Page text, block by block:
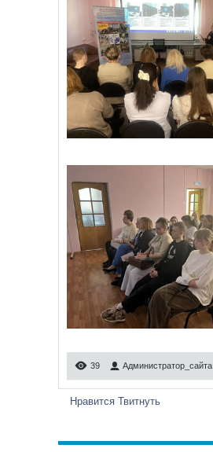
39 Администратор_сайта
Нравится Твитнуть